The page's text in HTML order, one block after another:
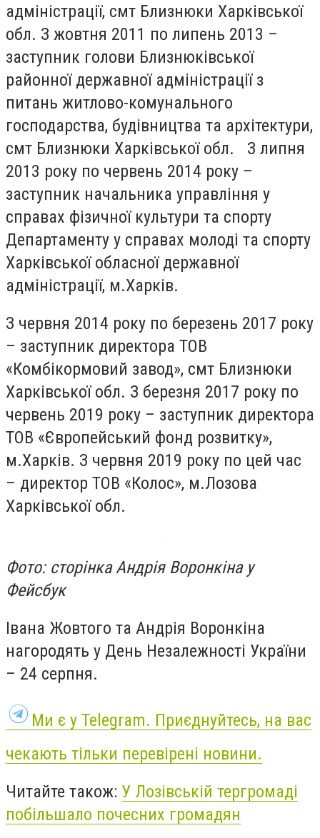
адміністрації, смт Близнюки Харківської
обл. З жовтня 2011 по липень 2013 –
заступник голови Близнюківської
районної державної адміністрації з
питань житлово-комунального
господарства, будівництва та архітектури,
смт Близнюки Харківської обл. З липня
2013 року по червень 2014 року –
заступник начальника управління у
справах фізичної культури та спорту
Департаменту у справах молоді та спорту
Харківської обласної державної
адміністрації, м.Харків.
З червня 2014 року по березень 2017 року
– заступник директора ТОВ
«Комбікормовий завод», смт Близнюки
Харківської обл. З березня 2017 року по
червень 2019 року – заступник директора
ТОВ «Європейський фонд розвитку»,
м.Харків. З червня 2019 року по цей час
– директор ТОВ «Колос», м.Лозова
Харківської обл.
Фото: сторінка Андрія Воронкіна у
Фейсбук
Івана Жовтого та Андрія Воронкіна
нагородять у День Незалежності України
– 24 серпня.
Ми є у Telegram. Приєднуйтесь, на вас
чекають тільки перевірені новини.
Читайте також: У Лозівській тергромаді
побільшало почесних громадян